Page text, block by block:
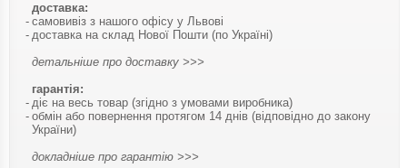
доставка:
самовивіз з нашого офісу у Львові
доставка на склад Нової Пошти (по Україні)
детальніше про доставку >>>
гарантія:
діє на весь товар (згідно з умовами виробника)
обмін або повернення протягом 14 днів (відповідно до закону
України)
докладніше про гарантію >>>